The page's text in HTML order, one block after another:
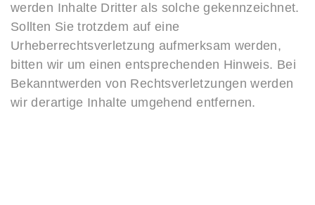
werden Inhalte Dritter als solche gekennzeichnet.
Sollten Sie trotzdem auf eine
Urheberrechtsverletzung aufmerksam werden,
bitten wir um einen entsprechenden Hinweis. Bei
Bekanntwerden von Rechtsverletzungen werden
wir derartige Inhalte umgehend entfernen.